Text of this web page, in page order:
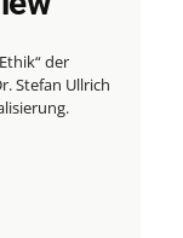
der
Stefan Ullrich